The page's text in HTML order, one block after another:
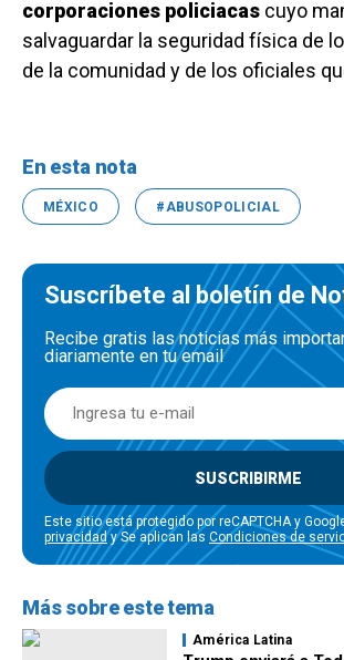
corporaciones policiacas cuyo
salvaguardar la seguridad física de
de la comunidad y de los oficiales
En esta nota
MÉXICO #ABUSOPOLICIAL
Suscríbete al boletín de
Recibe gratis las noticias más
diariamente en tu email
SUSCRIBIRME
Este sitio está protegido por reCAPTCHA y
privacidady Se aplican las Condiciones de
Más sobre este tema
América Latina